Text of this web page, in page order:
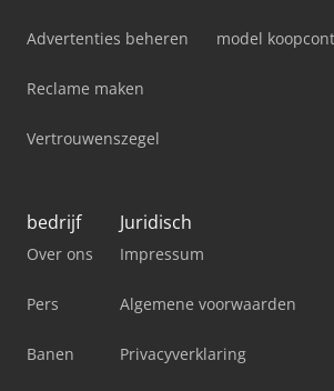
Advertenties beheren
Reclame maken
Vertrouwenszegel
model
bedrijf
Over ons
Pers
Banen
Juridisch
Impressum
Algemene voorwaarden
Privacyverklaring